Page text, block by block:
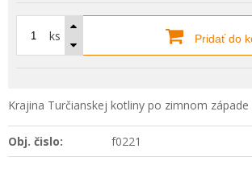
ks Pridať do
Krajina Turčianskej kotliny po zimnom západe
Obj. čislo: f0221